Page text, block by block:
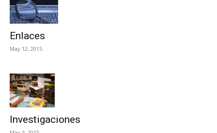
Enlaces
May 12, 2015
Investigaciones